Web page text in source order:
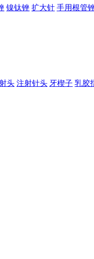
镍钛锉 扩大针 手用根管
头 注射针头 牙楔子 乳胶